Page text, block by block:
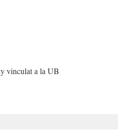
vinculat a la UB